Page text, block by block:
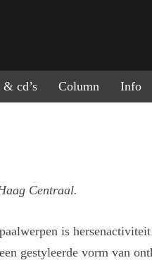
cd’s Column Info
Centraal.
is
gestyleerde vorm van